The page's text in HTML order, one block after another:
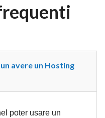
avere un Hosting
poter usare un